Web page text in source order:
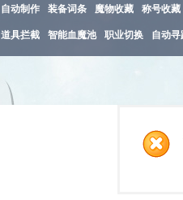
自动制作 装备词条 魔物收藏 称号收藏
道具拦截 智能血魔池 职业切换 自动寻